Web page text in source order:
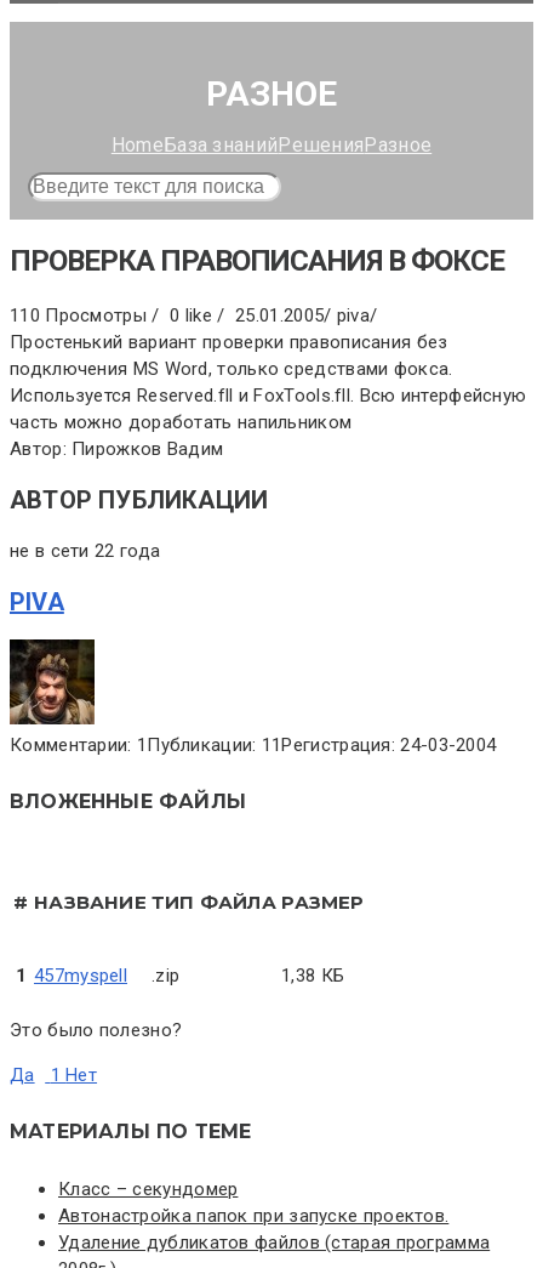
РАЗНОЕ
HomeБаза знанийРешенияРазное
ПРОВЕРКА ПРАВОПИСАНИЯ В ФОКСЕ
110 Просмотры / 0 like / 25.01.2005/ piva/
Простенький вариант проверки правописания без
подключения MS Word, только средствами фокса.
Используется Reserved.fll и FoxTools.fll. Всю интерфейсную
часть можно доработать напильником
Автор: Пирожков Вадим
АВТОР ПУБЛИКАЦИИ
не в сети 22 года
PIVA
Комментарии: 1 Публикации: 11Регистрация: 24-03-2004
ВЛОЖЕННЫЕ ФАЙЛЫ
# НАЗВАНИЕ ТИП ФАЙЛА РАЗМЕР
1 457myspell .zip 1,38 КБ
Это было полезно?
Да 1Нет
МАТЕРИАЛЫ ПО ТЕМЕ
Класс – секундомер
Автонастройка папок при запуске проектов.
Удаление дубликатов файлов (старая программа